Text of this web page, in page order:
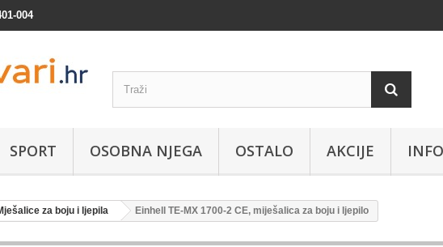
004
SPORT OSOBNA NJEGA OSTALO AKCIJE
za boju i ljepila Einhell TE-MX 1700-2 CE, miješalica za boju i ljepilo